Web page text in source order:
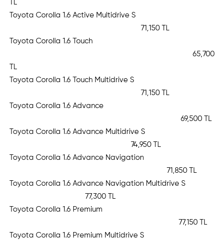
TL
Toyota Corolla 1.6 Active Multidrive S
71,150 TL
Toyota Corolla 1.6 Touch
65,700
TL
Toyota Corolla 1.6 Touch Multidrive S
71,150 TL
Toyota Corolla 1.6 Advance
69,500 TL
Toyota Corolla 1.6 Advance Multidrive S
74,950 TL
Toyota Corolla 1.6 Advance Navigation
71,850 TL
Toyota Corolla 1.6 Advance Navigation Multidrive S
77,300 TL
Toyota Corolla 1.6 Premium
77,150 TL
Toyota Corolla 1.6 Premium Multidrive S